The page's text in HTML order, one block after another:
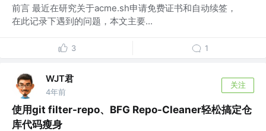
前言 最近在研究关于acme.sh申请免费证书和自动续签，
在此记录下遇到的问题，本文主要...
3 1
WJT君
4年前
关注
使用git filter-repo、BFG Repo-Cleaner轻松搞定仓
库代码瘦身